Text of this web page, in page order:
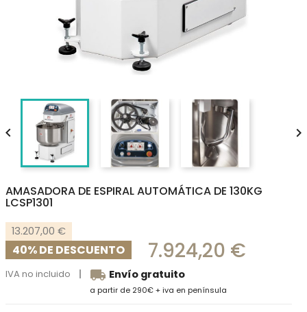
 
AMASADORA DE ESPIRAL AUTOMÁTICA DE 130KG
LCSP1301
13.207,00 €
40% DE DESCUENTO 7.924,20 €
IVA no incluido local_shipping Envío gratuito
a partir de 290€ + iva en península